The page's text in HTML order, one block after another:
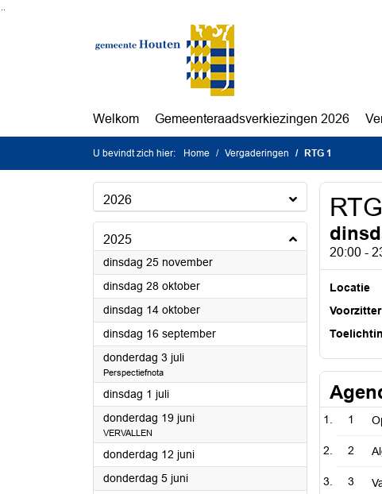
Welkom Gemeenteraadsverkiezingen 2026
U bevindt zich hier: Home Vergaderingen RTG 1
2026
2025
dinsdag 25 november2025
dinsdag 28 oktober2025
dinsdag 14 oktober2025
dinsdag 16 september2025
donderdag 3 juli2025
Perspectiefnota
dinsdag 1 juli2025
donderdag 19 juni2025
VERVALLEN
donderdag 12 juni2025
donderdag 5 juni2025
20:00 -
Locatie
Voorzitter
1
2
3